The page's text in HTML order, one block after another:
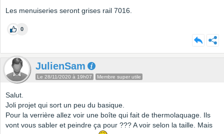
Les menuiseries seront grises rail 7016.
0
JulienSam
Le 28/11/2020 à 19h07 Membre super utile
Salut.
Joli projet qui sort un peu du basique.
Pour la verrière allez voir une boîte qui fait de thermolaquage. Ils
vont vous sabler et peindre ça pour ??? A voir selon la taille. Mais